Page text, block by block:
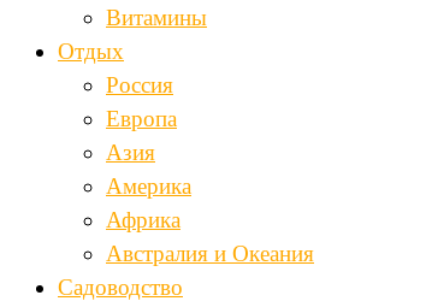
Витамины
Отдых
Россия
Европа
Азия
Америка
Африка
Австралия и Океания
Садоводство